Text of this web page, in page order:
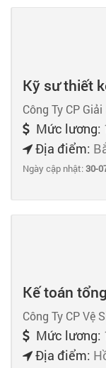
Kỹ sư thiết
Công Ty CP
Mức lương:
Địa điểm:
Ngày cập nhật:30-
Kế toán
Công Ty CP Vệ
Mức lương:
Địa điểm: